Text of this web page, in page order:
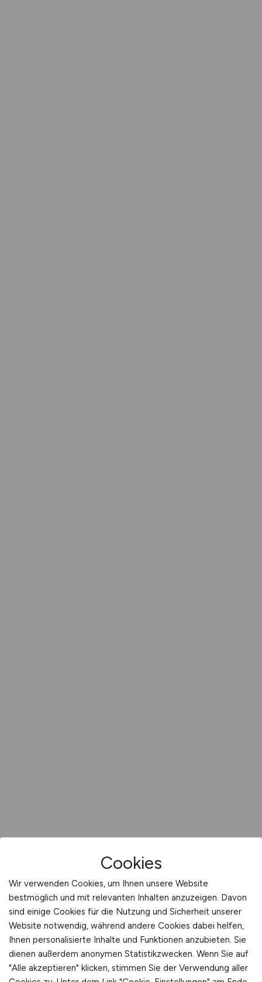
Cookies
Wir verwenden Cookies, um Ihnen unsere Website
bestmöglich und mit relevanten Inhalten anzuzeigen. Davon
sind einige Cookies für die Nutzung und Sicherheit unserer
Website notwendig, während andere Cookies dabei helfen,
Ihnen personalisierte Inhalte und Funktionen anzubieten. Sie
dienen außerdem anonymen Statistikzwecken. Wenn Sie auf
"Alle akzeptieren" klicken, stimmen Sie der Verwendung aller